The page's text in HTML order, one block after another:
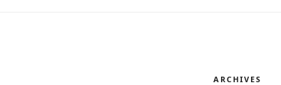
ARCHIVES